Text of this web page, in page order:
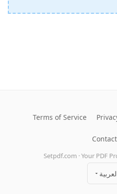
Terms of Service